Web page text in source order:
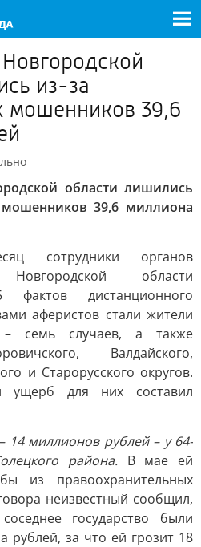
из-за
мошенников 39,6
области лишились
39,6 миллиона
сотрудники органов
области
фактов дистанционного
аферистов стали жители
– семь случаев, а также
Валдайского,
и Старорусского округов.
ущерб для них составил
14 миллионов рублей – у 64-
района. В мае ей
из правоохранительных
неизвестный сообщил,
государство были
рублей, за что ей грозит 18